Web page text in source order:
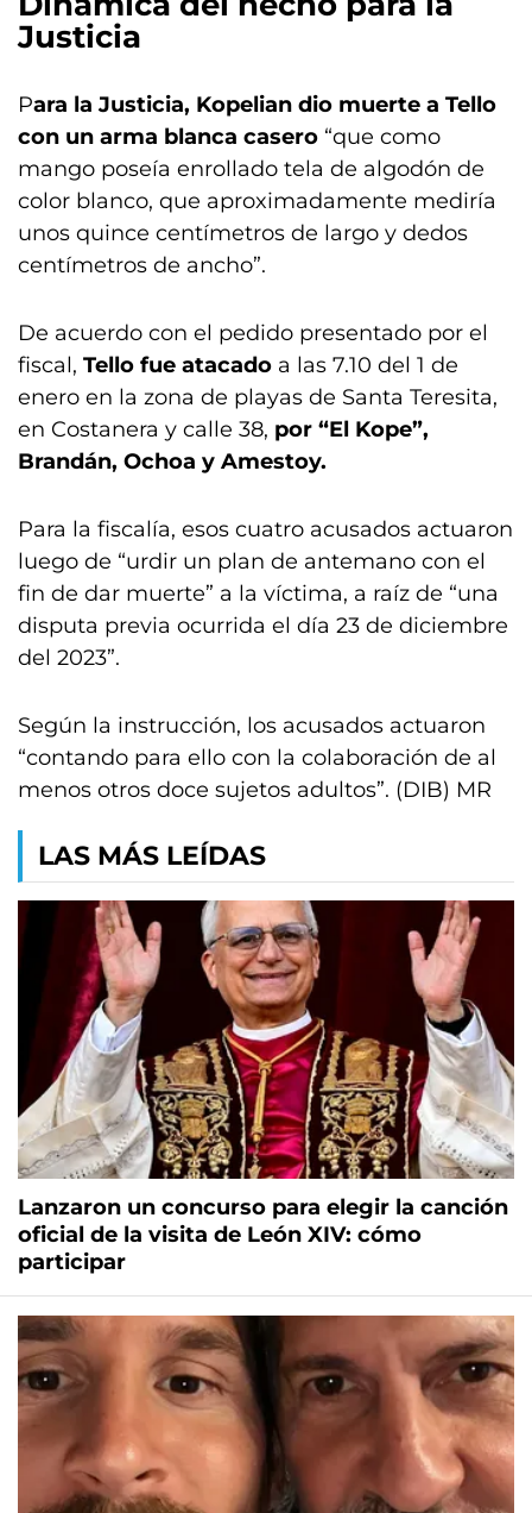
Justicia
Para la Justicia, Kopelian dio muerte a Tello
con un arma blanca casero “que como
mango poseía enrollado tela de algodón de
color blanco, que aproximadamente mediría
unos quince centímetros de largo y dedos
centímetros de ancho”.
De acuerdo con el pedido presentado por el
fiscal, Tello fue atacado a las 7.10 del 1 de
enero en la zona de playas de Santa Teresita,
en Costanera y calle 38, por “El Kope”,
Brandán, Ochoa y Amestoy.
Para la fiscalía, esos cuatro acusados actuaron
luego de “urdir un plan de antemano con el
fin de dar muerte” a la víctima, a raíz de “una
disputa previa ocurrida el día 23 de diciembre
del 2023”.
Según la instrucción, los acusados actuaron
“contando para ello con la colaboración de al
menos otros doce sujetos adultos”. (DIB) MR
LAS MÁS LEÍDAS
Lanzaron un concurso para elegir la canción
oficial de la visita de León XIV: cómo
participar